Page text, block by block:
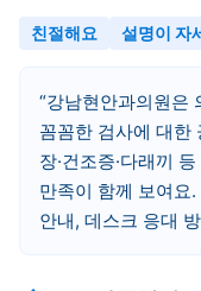
친절해요 설명이 자
강남현안과의원은
꼼꼼한 검사에 대한
장·건조증·다래끼
만족이 함께 보여요
안내, 데스크 응대